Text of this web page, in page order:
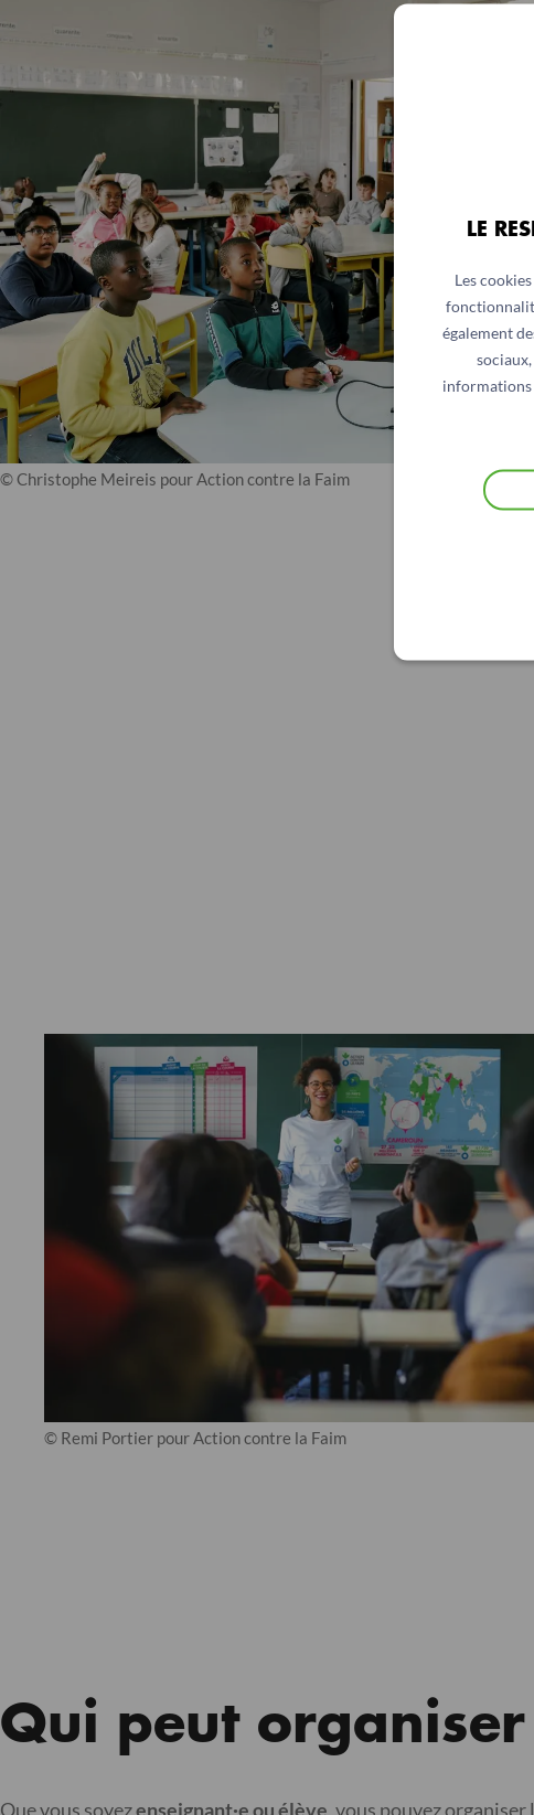
LE
Les
également
informations
© Christophe Meireis pour Action contre la Faim
© Remi Portier pour Action contre la Faim
Qui peut organiser
Que vous soyezenseignant·e ou élève , vous pouvez